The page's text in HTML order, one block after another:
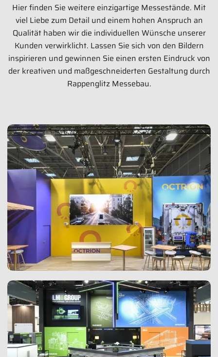
Hier finden Sie weitere einzigartige Messestände. Mit
viel Liebe zum Detail und einem hohen Anspruch an
Qualität haben wir die individuellen Wünsche unserer
Kunden verwirklicht. Lassen Sie sich von den Bildern
inspirieren und gewinnen Sie einen ersten Eindruck von
der kreativen und maßgeschneiderten Gestaltung durch
Rappenglitz Messebau.